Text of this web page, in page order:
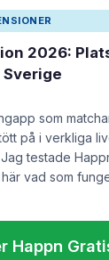
2026:
Sverige
som
på i verkliga
testade
vad som
Happn